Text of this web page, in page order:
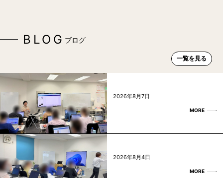
BLOG ブログ
一覧を見る
2026年8月7日
MORE
2026年8月4日
MORE